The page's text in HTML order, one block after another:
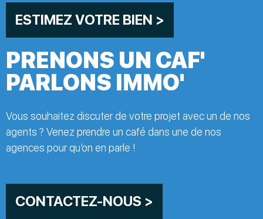
PRENONS UN CAF'
PARLONS IMMO'
Vous souhaitez discuter de votre projet avec un de nos
agents ? Venez prendre un café dans une de nos
agences pour qu’on en parle !
CONTACTEZ-NOUS >
ESTIMEZ VOTRE BIEN >